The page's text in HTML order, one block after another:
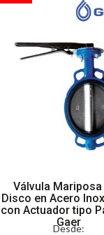
Válvula
Disco en Acero
con Actuador tipo
Gaer
Desde: